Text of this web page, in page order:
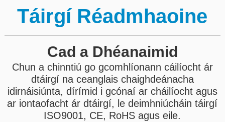
Táirgí Réadmhaoine
Cad a Dhéanaimid
Chun a chinntiú go gcomhlíonann cáilíocht ár
dtáirgí na ceanglais chaighdeánacha
idirnáisiúnta, dírímid i gcónaí ar cháilíocht agus
ar iontaofacht ár dtáirgí, le deimhniúcháin táirgí
ISO9001, CE, RoHS agus eile.